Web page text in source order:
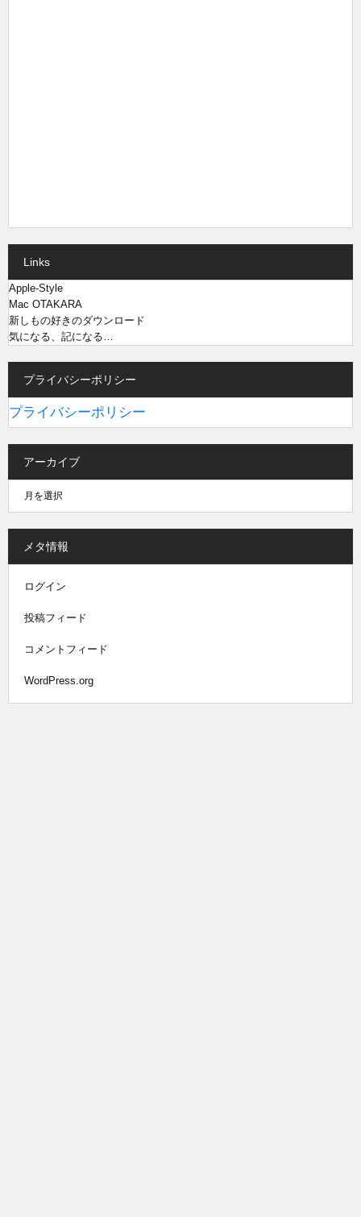
Links
Apple-Style
Mac OTAKARA
新しもの好きのダウンロード
気になる、記になる…
プライバシーポリシー
プライバシーポリシー
アーカイブ
メタ情報
ログイン
投稿フィード
コメントフィード
WordPress.org